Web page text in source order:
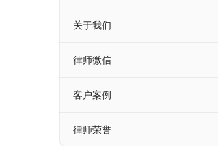
关于我们
律师微信
客户案例
律师荣誉